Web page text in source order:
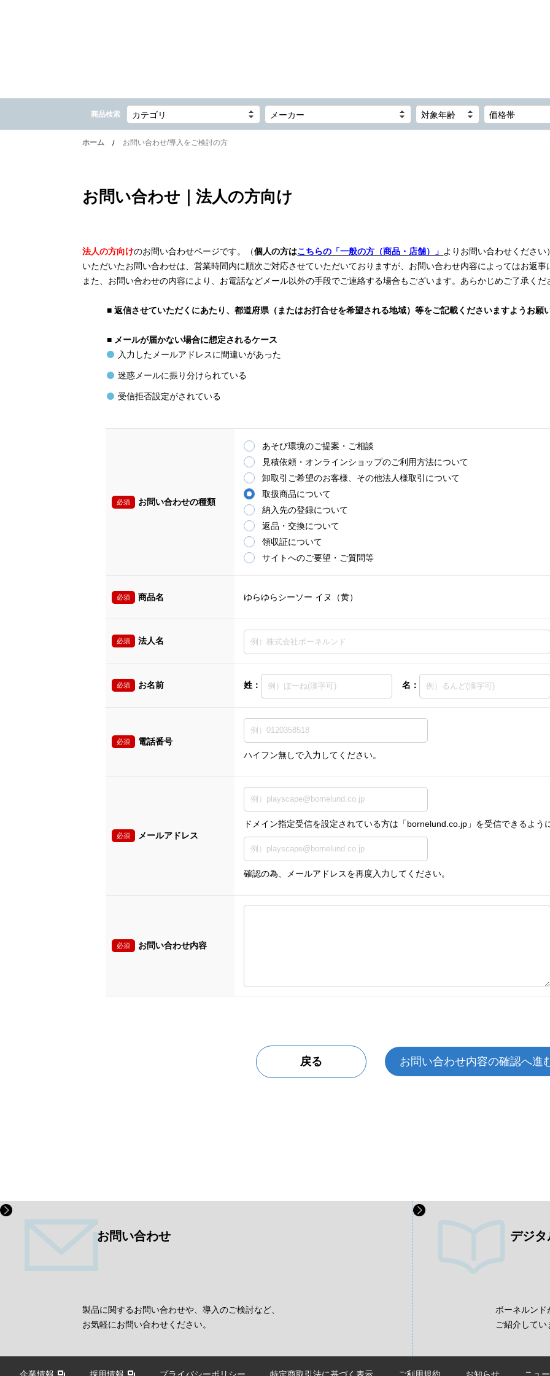
商品検索 カテゴリ メーカー 対象年齢 価格帯
ホーム お問い合わせ/導入をご検討の方
お問い合わせ｜法人の方向け
法人の方向けのお問い合わせページです。（個人の方はこちらの「一般の方（商品・店舗）」 よりお問い合わせください）
いただいたお問い合わせは、営業時間内に順次ご対応させていただいておりますが、お問い合わせ内容によってはお返事
また、お問い合わせの内容により、お電話などメール以外の手段でご連絡する場合もございます。あらかじめご了承くだ
■返信させていただくにあたり、都道府県（またはお打合せを希望される地域）等をご記載くださいますようお願
■ メールが届かない場合に想定されるケース
入力したメールアドレスに間違いがあった
迷惑メールに振り分けられている
受信拒否設定がされている
必須 お問い合わせの種類
あそび環境のご提案・ご相談
見積依頼・オンラインショップのご利用方法について
卸取引ご希望のお客様、その他法人様取引について
取扱商品について
納入先の登録について
返品・交換について
領収証について
サイトへのご要望・ご質問等
必須 商品名 ゆらゆらシーソー イヌ（黄）
必須 法人名
必須 お名前 姓： 名：
必須
電話番号
ハイフン無しで入力してください。
必須 メールアドレス
ドメイン指定受信を設定されている方は「bornelund.co.jp」を受信できるよう
確認の為、メールアドレスを再度入力してください。
必須 お問い合わせ内容
戻る
お問い合わせ
製品に関するお問い合わせや、導入のご検討など、
お気軽にお問い合わせください。
デジ
ボーネルンド
ご紹介してい